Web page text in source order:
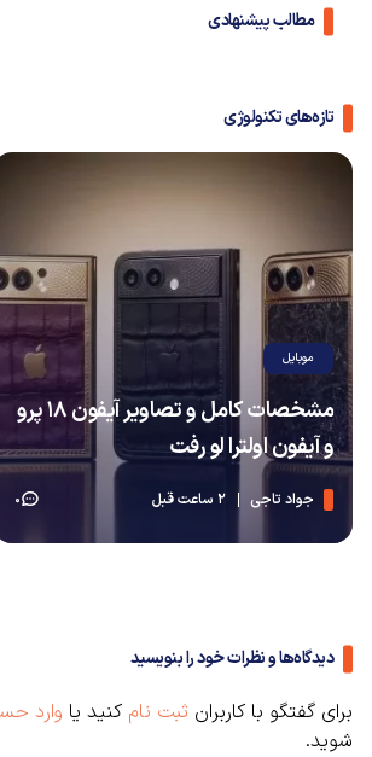
مطالب پیشنهادی
تازه‌های تکنولوژی
موبایل
مشخصات کامل و تصاویر آیفون ۱۸ پرو
و آیفون اولترا لو رفت
جواد تاجی 2 ساعت قبل 0
دیدگاه‌ها و نظرات خود را بنویسید
برای گفتگو با کاربران ثبت نام کنید یا وارد
شوید.